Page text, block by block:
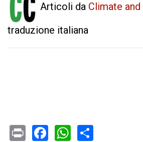
Articoli da Climate
traduzione italiana
PrintFacebook
WhatsApp